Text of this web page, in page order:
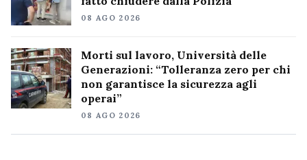
08 AGO 2026
Morti sul lavoro, Università delle
Generazioni: “Tolleranza zero per chi
non garantisce la sicurezza agli
operai”
08 AGO 2026